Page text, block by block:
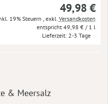
49,98 €
19% Steuern exkl. Versandkosten
49,98 € / 1 l
Lieferzeit 2-3 Tage
& Meersalz